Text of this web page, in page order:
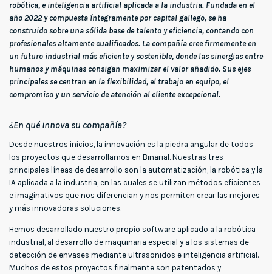
robótica, e inteligencia artificial aplicada a la industria. Fundada en el
año 2022 y compuesta íntegramente por capital gallego, se ha
construido sobre una sólida base de talento y eficiencia, contando con
profesionales altamente cualificados. La compañía cree firmemente en
un futuro industrial más eficiente y sostenible, donde las sinergias entre
humanos y máquinas consigan maximizar el valor añadido. Sus ejes
principales se centran en la flexibilidad, el trabajo en equipo, el
compromiso y un servicio de atención al cliente excepcional.
¿En qué innova su compañía?
Desde nuestros inicios, la innovación es la piedra angular de todos
los proyectos que desarrollamos en Binarial. Nuestras tres
principales líneas de desarrollo son la automatización, la robótica y la
IA aplicada a la industria, en las cuales se utilizan métodos eficientes
e imaginativos que nos diferencian y nos permiten crear las mejores
y más innovadoras soluciones.
Hemos desarrollado nuestro propio software aplicado a la robótica
industrial, al desarrollo de maquinaria especial y a los sistemas de
detección de envases mediante ultrasonidos e inteligencia artificial.
Muchos de estos proyectos finalmente son patentados y